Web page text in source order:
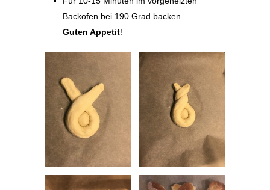
Backofen bei 190 Grad backen.
Guten Appetit!